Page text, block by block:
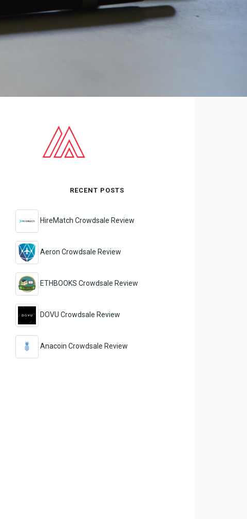
RECENT POSTS
HireMatch Crowdsale Review
Aeron Crowdsale Review
ETHBOOKS Crowdsale Review
DOVU Crowdsale Review
Anacoin Crowdsale Review